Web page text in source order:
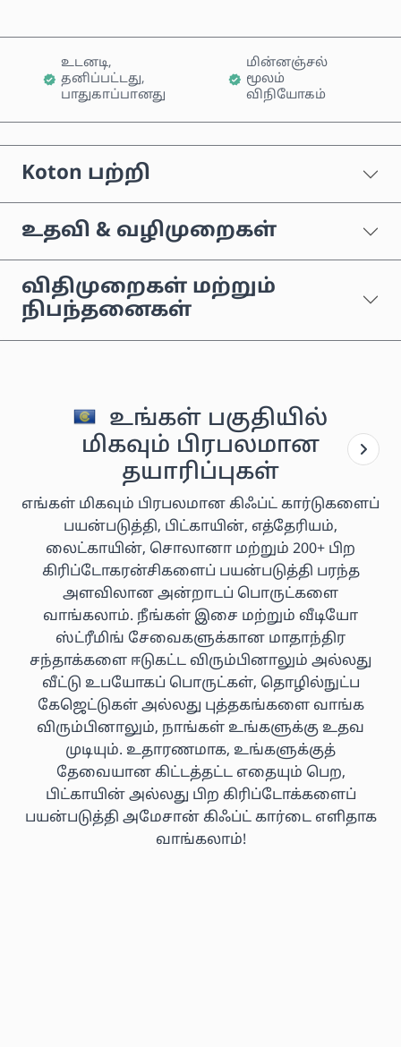
உடனடி,
தனிப்பட்டது,
பாதுகாப்பானது
மின்னஞ்சல்
மூலம்
விநியோகம்
Koton பற்றி
உதவி & வழிமுறைகள்
விதிமுறைகள் மற்றும்
நிபந்தனைகள்
உங்கள் பகுதியில்
மிகவும் பிரபலமான
தயாரிப்புகள்
எங்கள் மிகவும் பிரபலமான கிஃப்ட் கார்டுகளைப்
பயன்படுத்தி, பிட்காயின், எத்தேரியம்,
லைட்காயின், சொலானா மற்றும் 200+ பிற
கிரிப்டோகரன்சிகளைப் பயன்படுத்தி பரந்த
அளவிலான அன்றாடப் பொருட்களை
வாங்கலாம். நீங்கள் இசை மற்றும் வீடியோ
ஸ்ட்ரீமிங் சேவைகளுக்கான மாதாந்திர
சந்தாக்களை ஈடுகட்ட விரும்பினாலும் அல்லது
வீட்டு உபயோகப் பொருட்கள், தொழில்நுட்ப
கேஜெட்டுகள் அல்லது புத்தகங்களை வாங்க
விரும்பினாலும், நாங்கள் உங்களுக்கு உதவ
முடியும். உதாரணமாக, உங்களுக்குத்
தேவையான கிட்டத்தட்ட எதையும் பெற,
பிட்காயின் அல்லது பிற கிரிப்டோக்களைப்
பயன்படுத்தி அமேசான் கிஃப்ட் கார்டை எளிதாக
வாங்கலாம்!